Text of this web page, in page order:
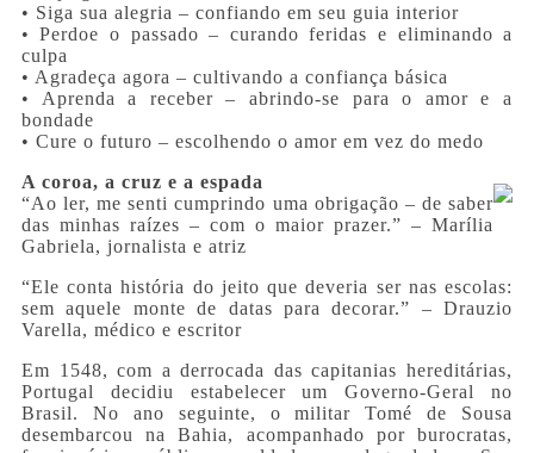
• Siga sua alegria – confiando em seu guia interior
• Perdoe o passado – curando feridas e eliminando a
culpa
• Agradeça agora – cultivando a confiança básica
• Aprenda a receber – abrindo-se para o amor e a
bondade
• Cure o futuro – escolhendo o amor em vez do medo
A coroa, a cruz e a espada
“Ao ler, me senti cumprindo uma obrigação – de saber
das minhas raízes – com o maior prazer.” – Marília
Gabriela, jornalista e atriz
“Ele conta história do jeito que deveria ser nas escolas:
sem aquele monte de datas para decorar.” – Drauzio
Varella, médico e escritor
Em 1548, com a derrocada das capitanias hereditárias,
Portugal decidiu estabelecer um Governo-Geral no
Brasil. No ano seguinte, o militar Tomé de Sousa
desembarcou na Bahia, acompanhado por burocratas,